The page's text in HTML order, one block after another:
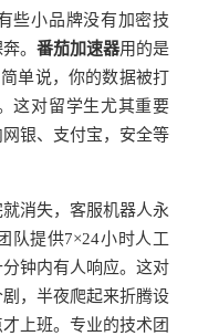
些小品牌没有加密技
。 番茄加速器用的是
单说，你的数据被打
这对留学生尤其重要
银、支付宝，安全等
消失，客服机器人永
队提供7×24小时人工
钟内有人响应。这对
，半夜爬起来折腾设
上班。专业的技术团